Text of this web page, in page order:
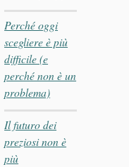
Perché oggi
scegliere è più
difficile (e
perché non è un
problema)
Il futuro dei
preziosi non è
più